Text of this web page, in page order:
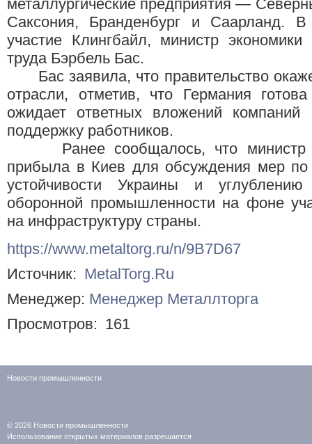
металлургические предприятия —
Саксония, Бранденбург и Саарланд.
участие Клингбайл, министр
труда Бэрбель Бас.
Бас заявила, что правительство
отрасли, отметив, что Германия
ожидает ответных вложений
поддержку работников.
Ранее сообщалось, что министр
прибыла в Киев для обсуждения мер по
устойчивости Украины и
оборонной промышленности на фоне
на инфраструктуру страны.
https://www.metaltorg.ru/n/9B7D67
Источник: MetalTorg.Ru
Менеджер: Менеджер Металлторга
Просмотров: 161
Новости промышленности
© 2026 Новости промышленности
Использование открытых материалов разрешается